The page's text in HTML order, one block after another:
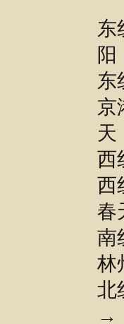
天
春
林
→